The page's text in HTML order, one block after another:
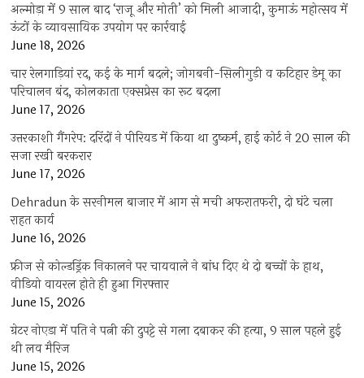
अल्मोड़ा में 9 साल बाद ‘राजू और मोती’ को मिली आजादी, कुमाऊं महोत्सव में
ऊंटों के व्यावसायिक उपयोग पर कार्रवाई
June 18, 2026
चार रेलगाड़ियां रद, कई के मार्ग बदले; जोगबनी-सिलीगुड़ी व कटिहार डेमू का
परिचालन बंद, कोलकाता एक्सप्रेस का रूट बदला
June 17, 2026
उत्तरकाशी गैंगरेप: दरिंदों ने पीरियड में किया था दुष्कर्म, हाई कोर्ट ने 20 साल की
सजा रखी बरकरार
June 17, 2026
Dehradun के सरनीमल बाजार में आग से मची अफरातफरी, दो घंटे चला
राहत कार्य
June 16, 2026
फ्रीज से कोल्डड्रिंक निकालने पर चायवाले ने बांध दिए थे दो बच्चों के हाथ,
वीडियो वायरल होते ही हुआ गिरफ्तार
June 15, 2026
ग्रेटर नोएडा में पति ने पत्नी की दुपट्टे से गला दबाकर की हत्या, 9 साल पहले हुई
थी लव मैरिज
June 15, 2026